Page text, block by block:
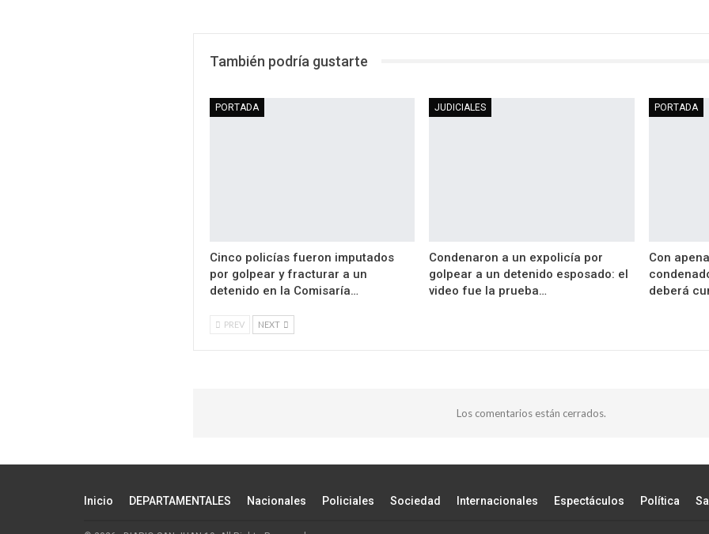
También podría gustarte
PORTADA
Cinco policías fueron imputados
por golpear y fracturar a un
detenido en la Comisaría…
JUDICIALES
Condenaron a un expolicía por
golpear a un detenido esposado: el
video fue la prueba…
PORTADA
Con
deberá
PREV NEXT
Los comentarios están cerrados.
Inicio DEPARTAMENTALES Nacionales Policiales Sociedad Internacionales Espectáculos Política